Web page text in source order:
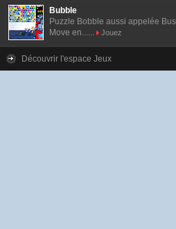
Bubble
Puzzle Bobble aussi appelée
Move en......
Jouez
Découvrir l'espace Jeux